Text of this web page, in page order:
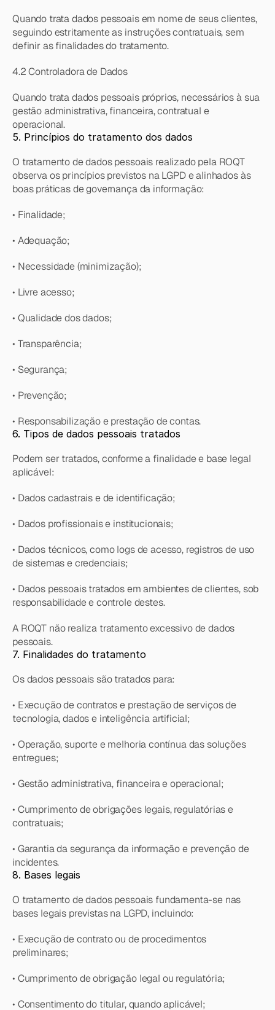
Quando trata dados pessoais em nome de seus clientes,
seguindo estritamente as instruções contratuais, sem
definir as finalidades do tratamento.
4.2 Controladora de Dados
Quando trata dados pessoais próprios, necessários à sua
gestão administrativa, financeira, contratual e
operacional.
5. Princípios do tratamento dos dados
O tratamento de dados pessoais realizado pela ROQT
observa os princípios previstos na LGPD e alinhados às
boas práticas de governança da informação:
• Finalidade;
• Adequação;
• Necessidade (minimização);
• Livre acesso;
• Qualidade dos dados;
• Transparência;
• Segurança;
• Prevenção;
• Responsabilização e prestação de contas.
6. Tipos de dados pessoais tratados
Podem ser tratados, conforme a finalidade e base legal
aplicável:
• Dados cadastrais e de identificação;
• Dados profissionais e institucionais;
• Dados técnicos, como logs de acesso, registros de uso
de sistemas e credenciais;
• Dados pessoais tratados em ambientes de clientes, sob
responsabilidade e controle destes.
A ROQT não realiza tratamento excessivo de dados
pessoais.
7. Finalidades do tratamento
Os dados pessoais são tratados para:
• Execução de contratos e prestação de serviços de
tecnologia, dados e inteligência artificial;
• Operação, suporte e melhoria contínua das soluções
entregues;
• Gestão administrativa, financeira e operacional;
• Cumprimento de obrigações legais, regulatórias e
contratuais;
• Garantia da segurança da informação e prevenção de
incidentes.
8. Bases legais
O tratamento de dados pessoais fundamenta-se nas
bases legais previstas na LGPD, incluindo:
• Execução de contrato ou de procedimentos
preliminares;
• Cumprimento de obrigação legal ou regulatória;
• Consentimento do titular, quando aplicável;